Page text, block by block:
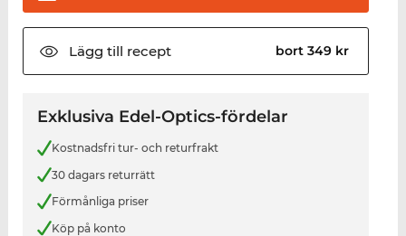
Lägg till recept bort 349 kr
Exklusiva Edel-Optics-fördelar
Kostnadsfri tur- och returfrakt
30 dagars returrätt
Förmånliga priser
Köp på konto